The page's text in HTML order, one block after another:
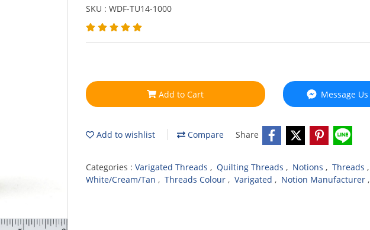
SKU : WDF-TU14-1000
Add to Cart Message Us
Add to wishlist Compare Share
Categories : Varigated Threads , Quilting Threads , Notions , Threads ,
White/Cream/Tan , Threads Colour , Varigated , Notion Manufacturer ,